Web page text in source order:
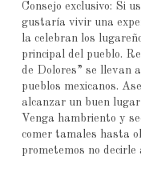
Consejo exclusivo: Si
gustaría vivir una
la celebran los
principal del pueblo.
de Dolores” se llevan
pueblos mexicanos.
alcanzar un buen
Venga hambriento y
comer tamales hasta
prometemos no decirle